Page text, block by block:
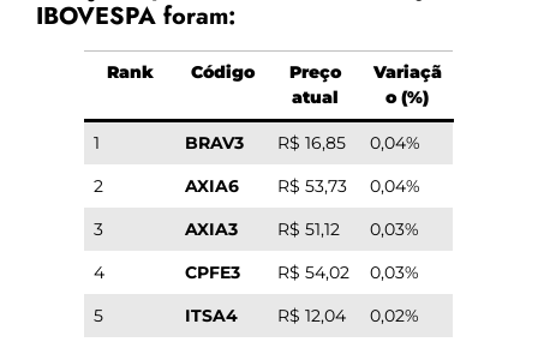
IBOVESPA foram:
Rank Código
Preço
atual
Variaçã
o (%)
1 BRAV3 R$ 16,85
0,04%
2
AXIA6 R$ 53,73
0,04%
3
AXIA3 R$ 51,12
0,03%
4
CPFE3 R$ 54,02
0,03%
5
ITSA4 R$ 12,04
0,02%